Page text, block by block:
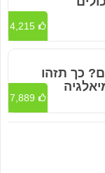
4,215
כך תזהו
7,889